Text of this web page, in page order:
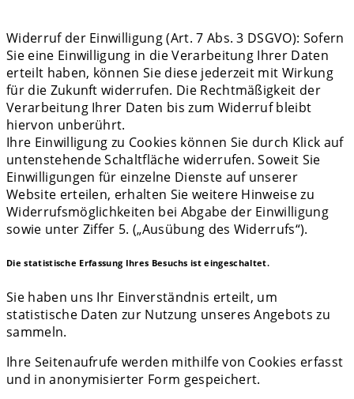
Widerruf der Einwilligung (Art. 7 Abs. 3 DSGVO): Sofern
Sie eine Einwilligung in die Verarbeitung Ihrer Daten
erteilt haben, können Sie diese jederzeit mit Wirkung
für die Zukunft widerrufen. Die Rechtmäßigkeit der
Verarbeitung Ihrer Daten bis zum Widerruf bleibt
hiervon unberührt.
Ihre Einwilligung zu Cookies können Sie durch Klick auf
untenstehende Schaltfläche widerrufen. Soweit Sie
Einwilligungen für einzelne Dienste auf unserer
Website erteilen, erhalten Sie weitere Hinweise zu
Widerrufsmöglichkeiten bei Abgabe der Einwilligung
sowie unter Ziffer 5. („Ausübung des Widerrufs“).
Die statistische Erfassung Ihres Besuchs ist eingeschaltet.
Sie haben uns Ihr Einverständnis erteilt, um
statistische Daten zur Nutzung unseres Angebots zu
sammeln.
Ihre Seitenaufrufe werden mithilfe von Cookies erfasst
und in anonymisierter Form gespeichert.